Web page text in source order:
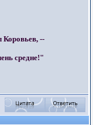
Коровьев, --
средне!"